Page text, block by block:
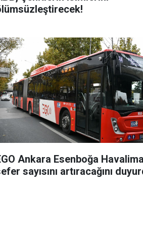
Ankara Esenboğa
sayısını artıracağını